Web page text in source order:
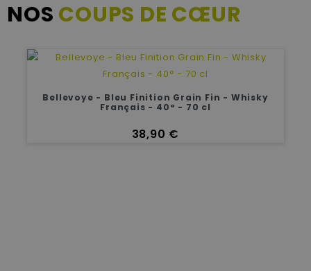
NOS COUPS DE CŒUR
Bellevoye - Bleu Finition Grain Fin - Whisky
Français - 40° - 70 cl
Prix
38,90 €